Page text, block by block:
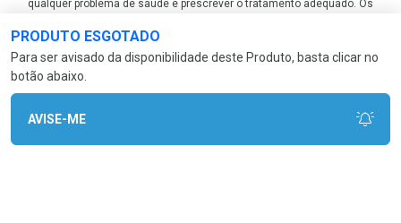
PRODUTO ESGOTADO
Para ser avisado da disponibilidade deste Produto, basta clicar no
botão abaixo.
AVISE-ME
qualquer problema de saúde e prescrever o tratamento adequado. Os
fotos contidas em nosso site são meramente ilustrativas. *Preços e
disponibilidade sujeitos a alterações no decorrer do dia. Antibióticos e
antimicrobianos vendas apenas em lojas físicas ou televendas. Portaria nº
344 - 01/02/1999 - Ministério da Saúde. Horário de funcionamento Central
LGPD Aceite os Cookies